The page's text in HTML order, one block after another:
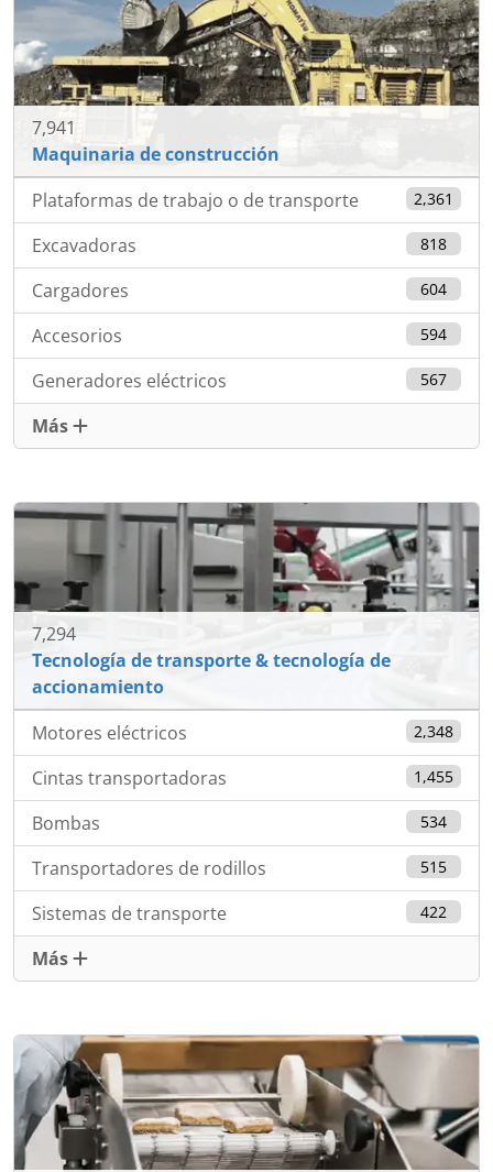
7,941
Maquinaria de construcción
Plataformas de trabajo o de transporte
2,361
Excavadoras 818
Cargadores 604
Accesorios 594
Generadores eléctricos 567
Más
7,294
Tecnología de transporte & tecnología de
accionamiento
Motores eléctricos
2,348
Cintas transportadoras 1,455
Bombas 534
Transportadores de rodillos 515
Sistemas de transporte 422
Más